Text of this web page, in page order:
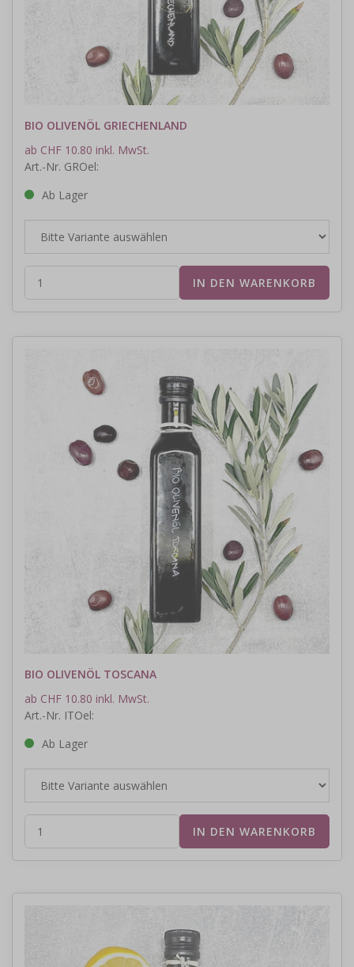
BIO OLIVENÖL GRIECHENLAND
ab CHF 10.80 inkl. MwSt.
Art.-Nr. GROel:
Ab Lager
BIO OLIVENÖL TOSCANA
ab CHF 10.80 inkl. MwSt.
Art.-Nr. ITOel:
Ab Lager